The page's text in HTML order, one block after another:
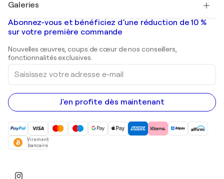
Banksy
Mr. Brainwash
Shepard Fairey
Tableaux abstraits à vendre
Peintures de paysage
Estampes
Peintures acryliques
Galeries
Galeries d'art en France
Galeries d'art en Belgique
Abonnez-vous et bénéficiez d’une réduction de 10 %
sur votre première commande
Nouvelles œuvres, coups de cœur de nos conseillers,
fonctionnalités exclusives.
Saisissez
votre
adresse
e-
mail
J'en profite dès maintenant
Virement
bancaire